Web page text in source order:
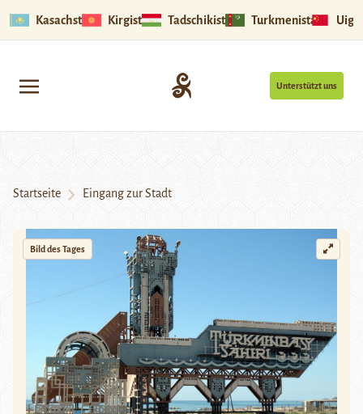
Kasachstan Kirgistan Tadschikistan Turkmenistan
Unterstützt uns
Startseite Eingang zur Stadt
Bild des Tages